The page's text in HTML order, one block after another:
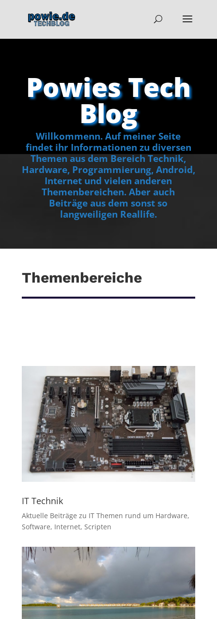
Powies Tech
Blog
Willkommenn. Auf meiner Seite
findet ihr Informationen zu diversen
Themen aus dem Bereich Technik,
Hardware, Programmierung, Android,
Internet und vielen anderen
Themenbereichen. Aber auch
Beiträge aus dem sonst so
langweiligen Reallife.
Themenbereiche
IT Technik
Aktuelle Beiträge zu IT Themen rund um Hardware,
Software, Internet, Scripten